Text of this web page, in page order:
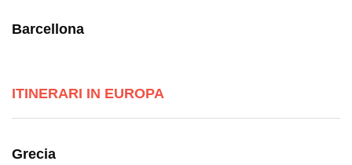
Barcellona
ITINERARI IN EUROPA
Grecia